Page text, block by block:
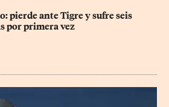
pierde ante Tigre y sufre seis
por primera vez